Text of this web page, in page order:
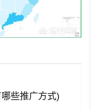
些推广方式)